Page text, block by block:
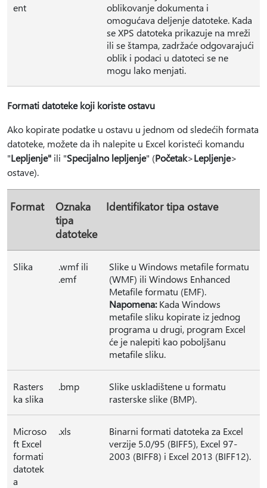
ent
oblikovanje dokumenta i
omogućava deljenje datoteke. Kada
se XPS datoteka prikazuje na mreži
ili se štampa, zadržaće odgovarajući
oblik i podaci u datoteci se ne
mogu lako menjati.
Formati datoteke koji koriste ostavu
Ako kopirate podatke u ostavu u jednom od sledećih formata
datoteke, možete da ih nalepite u Excel koristeći komandu
"Lepljenje" ili "Specijalno lepljenje" (Početak>Lepljenje>
ostave).
Format
Oznaka
tipa
datoteke
Identifikator tipa ostave
Slika
.wmf ili
.emf
Slike u Windows metafile formatu
(WMF) ili Windows Enhanced
Metafile formatu (EMF).
Napomena:Kada Windows
metafile sliku kopirate iz jednog
programa u drugi, program Excel
će je nalepiti kao poboljšanu
metafile sliku.
Rasters
ka slika
.bmp
Slike uskladištene u formatu
rasterske slike (BMP).
Microso
ft Excel
formati
datotek
a
.xls
Binarni formati datoteka za Excel
verzije 5.0/95 (BIFF5), Excel 97-
2003 (BIFF8) i Excel 2013 (BIFF12).